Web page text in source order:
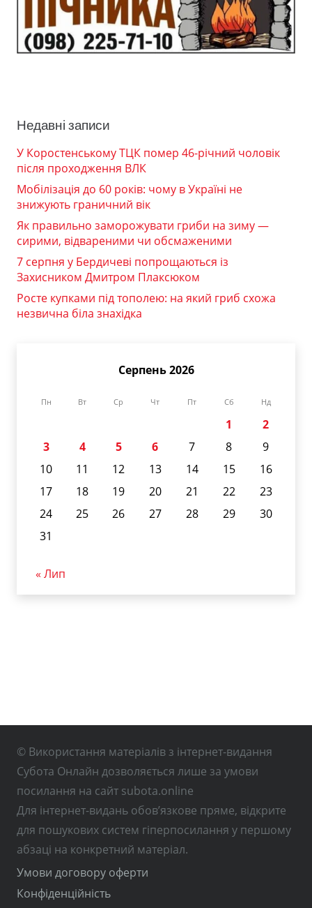
Недавні записи
У Коростенському ТЦК помер 46-річний чоловік
після проходження ВЛК
Мобілізація до 60 років: чому в Україні не
знижують граничний вік
Як правильно заморожувати гриби на зиму —
сирими, відвареними чи обсмаженими
7 серпня у Бердичеві попрощаються із
Захисником Дмитром Плаксюком
Росте купками під тополею: на який гриб схожа
незвична біла знахідка
Серпень 2026
Пн Вт Ср Чт Пт Сб Нд
1
2
3
4 5 6 7 8
9
10
11 12 13 14 15
16
17
18 19 20 21 22
23
24
25 26 27 28 29
30
31
« Лип
© Використання матеріалів з інтернет-видання
Субота Онлайн дозволяється лише за умови
посилання на сайт subota.online
Для інтернет-видань обов’язкове пряме, відкрите
для пошукових систем гіперпосилання у першому
абзаці на конкретний матеріал.
Умови договору оферти
Конфіденційність